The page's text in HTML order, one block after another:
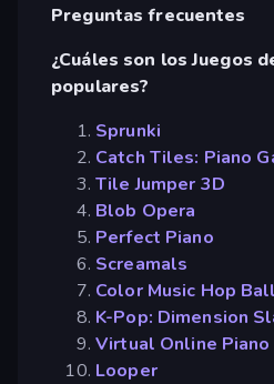
Preguntas frecuentes
¿Cuáles son los Juegos
populares?
Sprunki
Catch Tiles: Piano
Tile Jumper 3D
Blob Opera
Perfect Piano
Screamals
Color Music Hop
K-Pop: Dimension
Virtual Online Piano
Looper